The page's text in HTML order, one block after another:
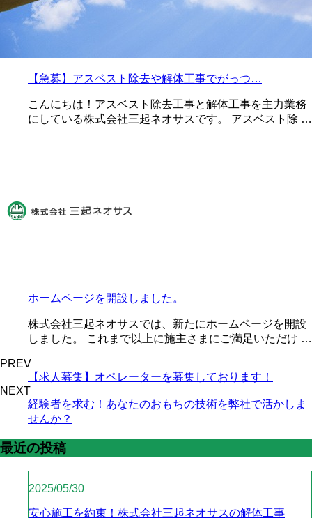
【急募】アスベスト除去や解体工事でがっつ…
こんにちは！アスベスト除去工事と解体工事を主力業務
にしている株式会社三起ネオサスです。 アスベスト除 …
ホームページを開設しました。
株式会社三起ネオサスでは、新たにホームページを開設
しました。 これまで以上に施主さまにご満足いただけ …
PREV
【求人募集】オペレーターを募集しております！
NEXT
経験者を求む！あなたのおもちの技術を弊社で活かしま
せんか？
最近の投稿
2025/05/30
安心施工を約束！株式会社三起ネオサスの解体工事